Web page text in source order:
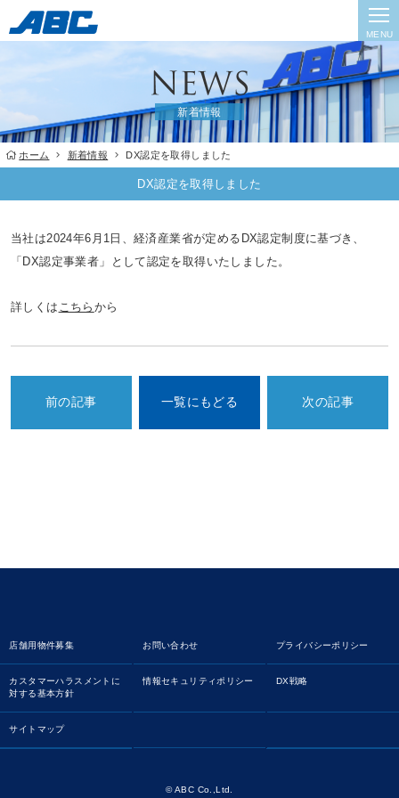
MENU
新着情報
ホーム 新着情報 DX認定を取得しました
DX認定を取得しました
当社は2024年6月1日、経済産業省が定めるDX認定制度に基づき、
「DX認定事業者」として認定を取得いたしました。
詳しくは こちら から
前の記事 一覧にもどる 次の記事
店舗用物件募集 お問い合わせ プライバシーポリシー
カスタマーハラスメントに
対する基本方針
情報セキュリティポリシー DX戦略
サイトマップ
© ABC Co.,Ltd.